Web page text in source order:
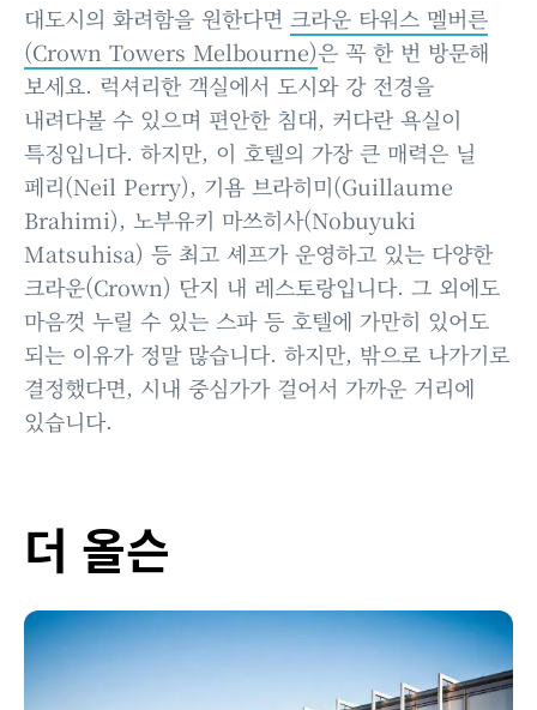
대도시의 화려함을 원한다면 크라운 타워스 멜버른
(Crown Towers Melbourne)은 꼭 한 번 방문해
보세요. 럭셔리한 객실에서 도시와 강 전경을
내려다볼 수 있으며 편안한 침대, 커다란 욕실이
특징입니다. 하지만, 이 호텔의 가장 큰 매력은 닐
페리(Neil Perry), 기욤 브라히미(Guillaume
Brahimi), 노부유키 마쓰히사(Nobuyuki
Matsuhisa) 등 최고 셰프가 운영하고 있는 다양한
크라운(Crown) 단지 내 레스토랑입니다. 그 외에도
마음껏 누릴 수 있는 스파 등 호텔에 가만히 있어도
되는 이유가 정말 많습니다. 하지만, 밖으로 나가기로
결정했다면, 시내 중심가가 걸어서 가까운 거리에
있습니다.
더 올슨